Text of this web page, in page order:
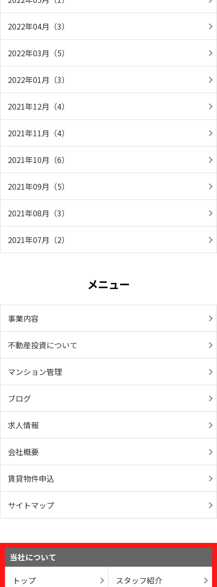
2022年04月（3）
2022年03月（5）
2022年01月（3）
2021年12月（4）
2021年11月（4）
2021年10月（6）
2021年09月（5）
2021年08月（3）
2021年07月（2）
メニュー
事業内容
不動産投資について
マンション管理
ブログ
求人情報
会社概要
賃貸物件申込
サイトマップ
当社について
トップ
スタッフ紹介